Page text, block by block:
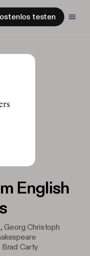
testen
English
Georg Christoph
Brad Carty